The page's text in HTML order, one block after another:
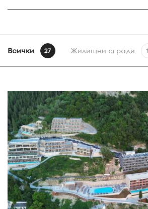
Всички 27 Жилищни сгради